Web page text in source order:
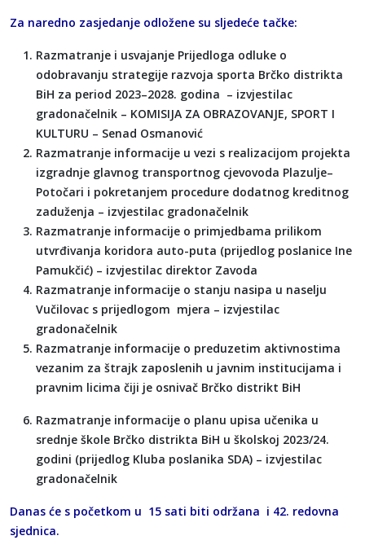
Za naredno zasjedanje odložene su sljedeće tačke:
Razmatranje i usvajanje Prijedloga odluke o
odobravanju strategije razvoja sporta Brčko distrikta
BiH za period 2023–2028. godina – izvjestilac
gradonačelnik – KOMISIJA ZA OBRAZOVANJE, SPORT I
KULTURU – Senad Osmanović
Razmatranje informacije u vezi s realizacijom projekta
izgradnje glavnog transportnog cjevovoda Plazulje–
Potočari i pokretanjem procedure dodatnog kreditnog
zaduženja – izvjestilac gradonačelnik
Razmatranje informacije o primjedbama prilikom
utvrđivanja koridora auto-puta (prijedlog poslanice Ine
Pamukčić) – izvjestilac direktor Zavoda
Razmatranje informacije o stanju nasipa u naselju
Vučilovac s prijedlogom mjera – izvjestilac
gradonačelnik
Razmatranje informacije o preduzetim aktivnostima
vezanim za štrajk zaposlenih u javnim institucijama i
pravnim licima čiji je osnivač Brčko distrikt BiH
Razmatranje informacije o planu upisa učenika u
srednje škole Brčko distrikta BiH u školskoj 2023/24.
godini (prijedlog Kluba poslanika SDA) – izvjestilac
gradonačelnik
Danas će s početkom u 15 sati biti održana i 42. redovna
sjednica.